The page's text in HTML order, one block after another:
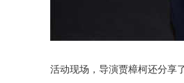
活动现场，导演贾樟柯还分享